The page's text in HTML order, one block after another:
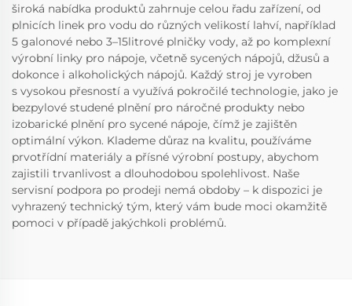
široká nabídka produktů zahrnuje celou řadu zařízení, od
plnicích linek pro vodu do různých velikostí lahví, například
5 galonové nebo 3–15litrové plničky vody, až po komplexní
výrobní linky pro nápoje, včetně sycených nápojů, džusů a
dokonce i alkoholických nápojů. Každý stroj je vyroben
s vysokou přesností a využívá pokročilé technologie, jako je
bezpylové studené plnění pro náročné produkty nebo
izobarické plnění pro sycené nápoje, čímž je zajištěn
optimální výkon. Klademe důraz na kvalitu, používáme
prvotřídní materiály a přísné výrobní postupy, abychom
zajistili trvanlivost a dlouhodobou spolehlivost. Naše
servisní podpora po prodeji nemá obdoby – k dispozici je
vyhrazený technický tým, který vám bude moci okamžitě
pomoci v případě jakýchkoli problémů.